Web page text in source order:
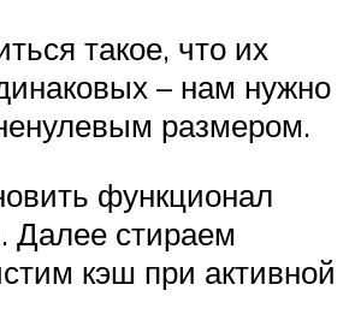
такое, что их
– нам нужно
размером.
функционал
Далее стираем
кэш при активной